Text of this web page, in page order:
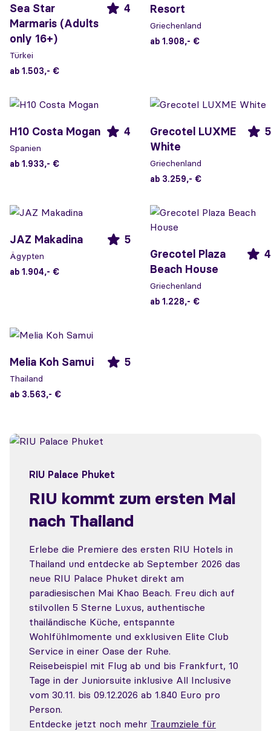
Sea Star
Marmaris (Adults
only 16+)
4
Türkei
ab 1.503,- €
Resort
Griechenland
ab 1.908,- €
H10 Costa Mogan 4
Spanien
ab 1.933,- €
Grecotel LUXME
White
5
Griechenland
ab 3.259,- €
JAZ Makadina 5
Ägypten
ab 1.904,- €
Grecotel Plaza
Beach House
4
Griechenland
ab 1.228,- €
Melia Koh Samui 5
Thailand
ab 3.563,- €
RIU Palace Phuket
RIU kommt zum ersten Mal
nach Thailand
Erlebe die Premiere des ersten RIU Hotels in
Thailand und entdecke ab September 2026 das
neue RIU Palace Phuket direkt am
paradiesischen Mai Khao Beach. Freu dich auf
stilvollen 5 Sterne Luxus, authentische
thailändische Küche, entspannte
Wohlfühlmomente und exklusiven Elite Club
Service in einer Oase der Ruhe.
Reisebeispiel mit Flug ab und bis Frankfurt, 10
Tage in der Juniorsuite inklusive All Inclusive
vom 30.11. bis 09.12.2026 ab 1.840 Euro pro
Person.
Entdecke jetzt noch mehr Traumziele für